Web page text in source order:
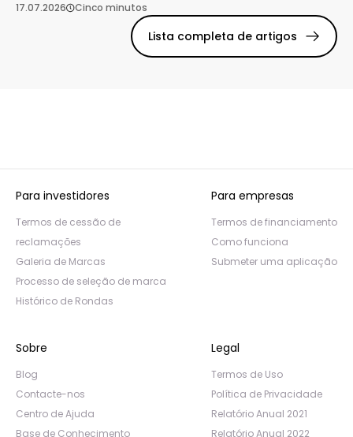
17.07.2026 Cinco minutos
Lista completa de artigos
Para investidores
Termos de cessão de
reclamações
Galeria de Marcas
Processo de seleção de marca
Histórico de Rondas
Para empresas
Termos de financiamento
Como funciona
Submeter uma aplicação
Sobre
Blog
Contacte-nos
Centro de Ajuda
Base de Conhecimento
Legal
Termos de Uso
Política de Privacidade
Relatório Anual 2021
Relatório Anual 2022